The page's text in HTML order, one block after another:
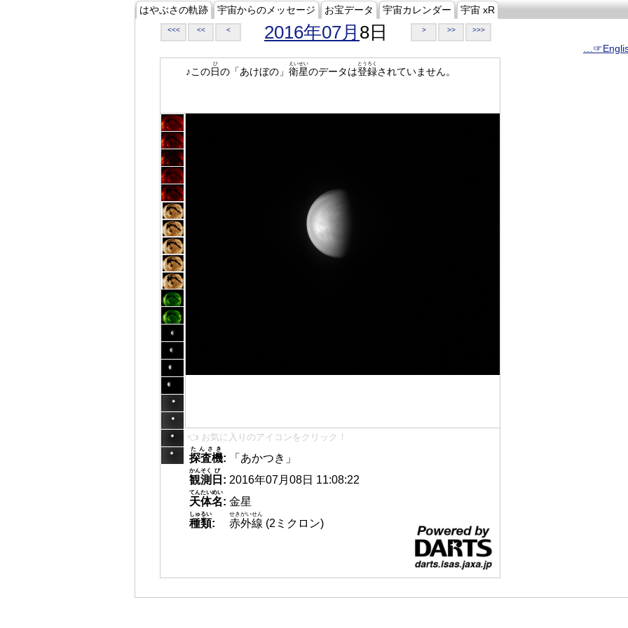
はやぶさの軌跡 宇宙からのメッセージ お宝データ 宇宙カレンダー 宇宙 xR
<<< << < 2016年07月 8日 > >> >>>
♪この日
ひ
の「あけぼの」 衛星
えいせい
のデータは登録
とうろく
されていません。
👈 お気に入りのアイコンをクリック！
探査機
たんさき
:
「あかつき」
観測
かんそく
日
び
: 2016年07月08日 11:08:22
天体名
てんたいめい
: 金星
種類
しゅるい
: 赤外線
せきがいせん
(2ミクロン)